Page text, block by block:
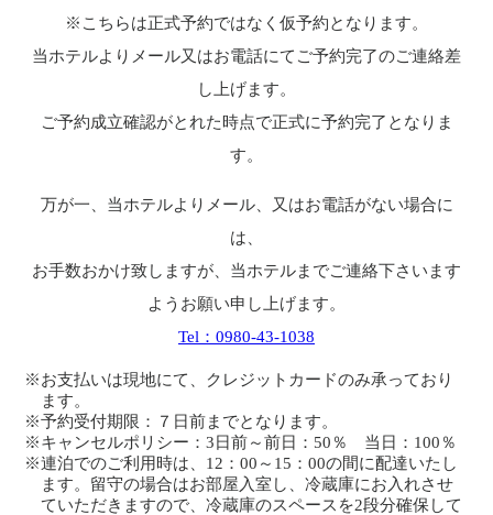
※こちらは正式予約ではなく仮予約となります。
当ホテルよりメール又はお電話にてご予約完了のご連絡差
し上げます。
ご予約成立確認がとれた時点で正式に予約完了となりま
す。
万が一、当ホテルよりメール、又はお電話がない場合に
は、
お手数おかけ致しますが、当ホテルまでご連絡下さいます
ようお願い申し上げます。
Tel：0980-43-1038
※お支払いは現地にて、クレジットカードのみ承っており
ます。
※予約受付期限：７日前までとなります。
※キャンセルポリシー：3日前～前日：50％ 当日：100％
※連泊でのご利用時は、12：00～15：00の間に配達いたし
ます。留守の場合はお部屋入室し、冷蔵庫にお入れさせ
ていただきますので、冷蔵庫のスペースを2段分確保して